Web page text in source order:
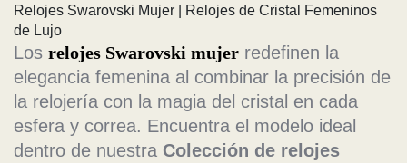
Relojes Swarovski Mujer | Relojes de Cristal Femeninos
de Lujo
Los relojes Swarovski mujer redefinen la
elegancia femenina al combinar la precisión de
la relojería con la magia del cristal en cada
esfera y correa. Encuentra el modelo ideal
dentro de nuestra Colección de relojes